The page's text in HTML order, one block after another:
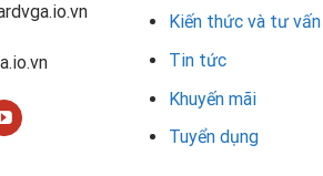
Kiến thức và tư vấn
Tin tức
Khuyến mãi
Tuyển dụng